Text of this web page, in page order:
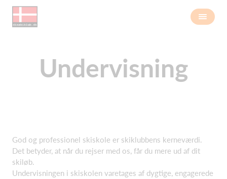
Undervisning
God og professionel skiskole er skiklubbens kerneværdi.
Det betyder, at når du rejser med os, får du mere ud af dit
skiløb.
Undervisningen i skiskolen varetages af dygtige, engagerede